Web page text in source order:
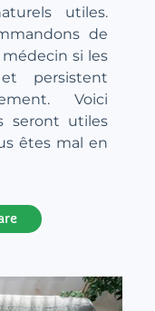
utiles.
de
si les
persistent
Voici
seront utiles
êtes mal en